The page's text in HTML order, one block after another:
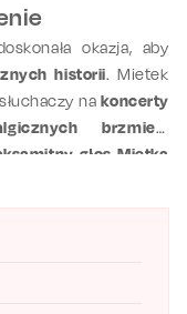
okazja, aby
historii. Mietek
nakoncerty
brzmień
głos Mietka
będzie jak